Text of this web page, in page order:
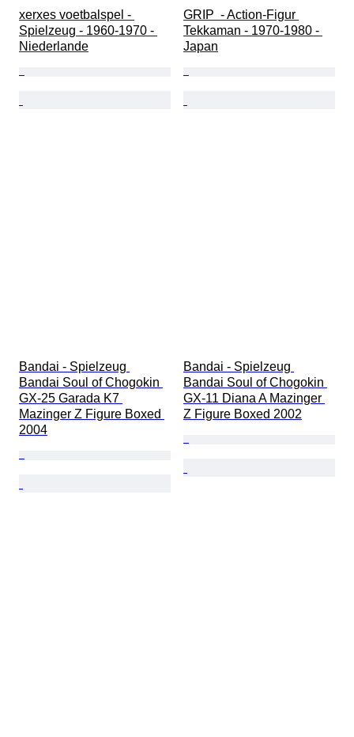
xerxes voetbalspel -
Spielzeug - 1960-1970 -
Niederlande
GRIP  - Action-Figur
Tekkaman - 1970-1980 -
Japan
Bandai - Spielzeug
Bandai Soul of Chogokin
GX-25 Garada K7
Mazinger Z Figure Boxed
2004
Bandai - Spielzeug
Bandai Soul of Chogokin
GX-11 Diana A Mazinger
Z Figure Boxed 2002